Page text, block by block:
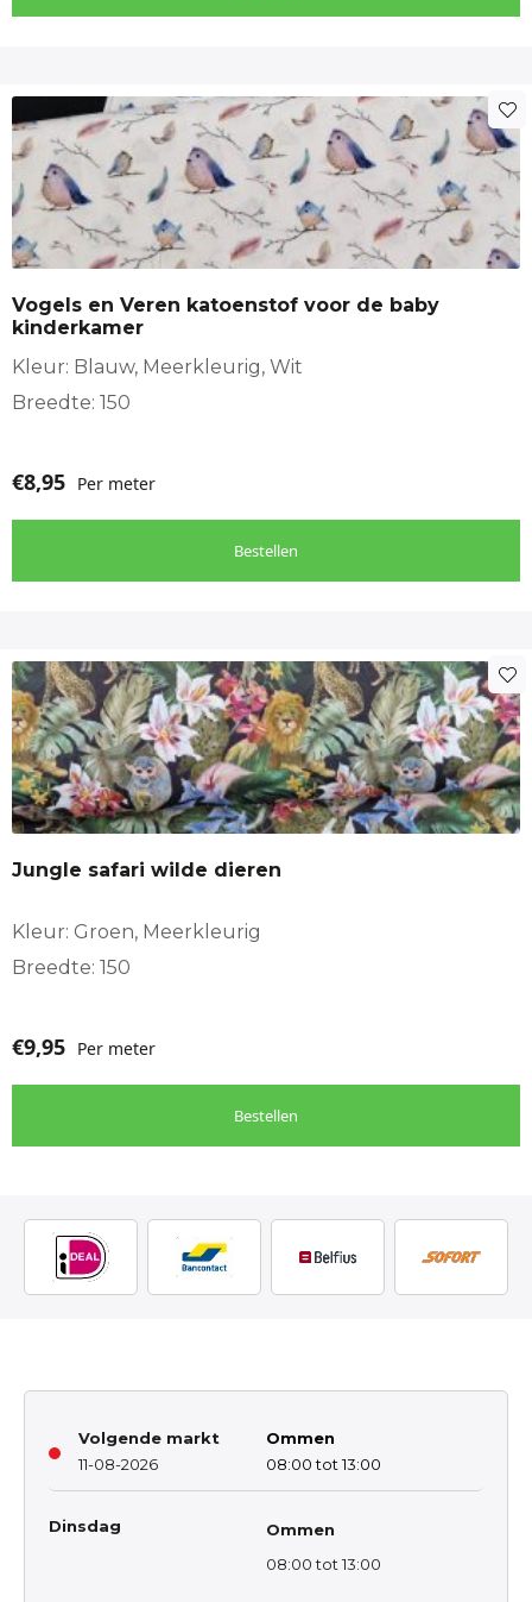
Vogels en Veren katoenstof voor de baby
kinderkamer
Kleur: Blauw, Meerkleurig, Wit
Breedte: 150
€8,95 Per meter
Bestellen
Jungle safari wilde dieren
Kleur: Groen, Meerkleurig
Breedte: 150
€9,95 Per meter
Bestellen
Volgende markt
11-08-2026
Ommen
08:00 tot 13:00
Dinsdag
Ommen
08:00 tot 13:00